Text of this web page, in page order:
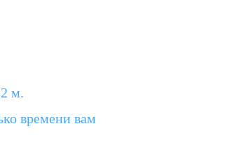
м.
времени вам